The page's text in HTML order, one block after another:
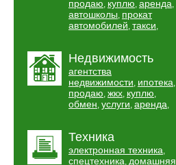
продаю, куплю, аренда,
автошколы, прокат
автомобилей, такси,
Недвижимость
агентства
недвижимости, ипотека,
продаю, жкх, куплю,
обмен, услуги, аренда,
Техника
электронная техника,
спецтехника, домашняя